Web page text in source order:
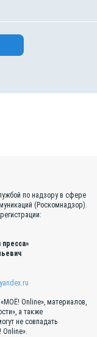
по надзору в сфере
(Роскомнадзор).
Online», материалов,
а также
не совпадать